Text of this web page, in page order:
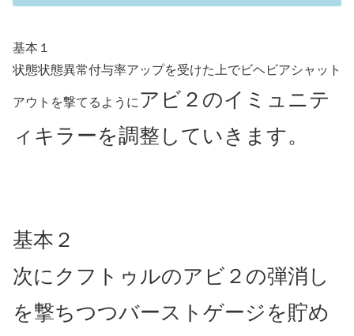
基本１
状態状態異常付与率アップを受けた上でビヘビアシャット
アウトを撃てるように アビ２のイミュニテ
ィキラーを調整していきます。
基本２
次にクフトゥルのアビ２の弾消し
を撃ちつつバーストゲージを貯め